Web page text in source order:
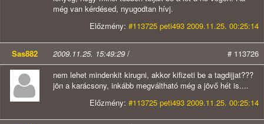
még van kérdésed, nyugodtan hívj.
Előzmény: #113725 peti493 2009.11.25. 00:25:14
Sas882 2009.11.25. 15:49:29 /
# 113726
nem lehet mindenkit kirugni, akkor kifizeti be a tagdijjat???
jön a karácsony, inkább megváltható még a jövő hét is....
Előzmény: #113725 peti493 2009.11.25. 00:25:14